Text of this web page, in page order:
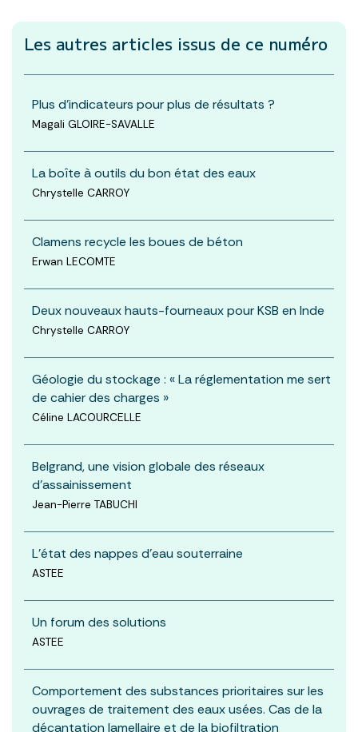
Les autres articles issus de ce numéro
Plus d'indicateurs pour plus de résultats ?
Magali GLOIRE-SAVALLE
La boîte à outils du bon état des eaux
Chrystelle CARROY
Clamens recycle les boues de béton
Erwan LECOMTE
Deux nouveaux hauts-fourneaux pour KSB en Inde
Chrystelle CARROY
Géologie du stockage : « La réglementation me sert
de cahier des charges »
Céline LACOURCELLE
Belgrand, une vision globale des réseaux
d'assainissement
Jean-Pierre TABUCHI
L'état des nappes d'eau souterraine
ASTEE
Un forum des solutions
ASTEE
Comportement des substances prioritaires sur les
ouvrages de traitement des eaux usées. Cas de la
décantation lamellaire et de la biofiltration